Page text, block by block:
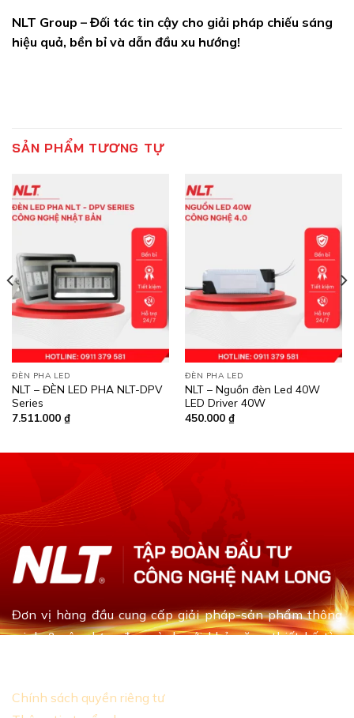
NLT Group – Đối tác tin cậy cho giải pháp chiếu sáng
hiệu quả, bền bỉ và dẫn đầu xu hướng!
SẢN PHẨM TƯƠNG TỰ
ĐÈN PHA LED
NLT – ĐÈN LED PHA NLT-DPV
Series
7.511.000 ₫
ĐÈN PHA LED
NLT – Nguồn đèn Led 40W
LED Driver 40W
450.000 ₫
Đơn vị hàng đầu cung cấp giải pháp-sản phẩm thông
minh & xây dựng đa ngành với khả năng thiết kế tùy
Chính sách quyền riêng tư